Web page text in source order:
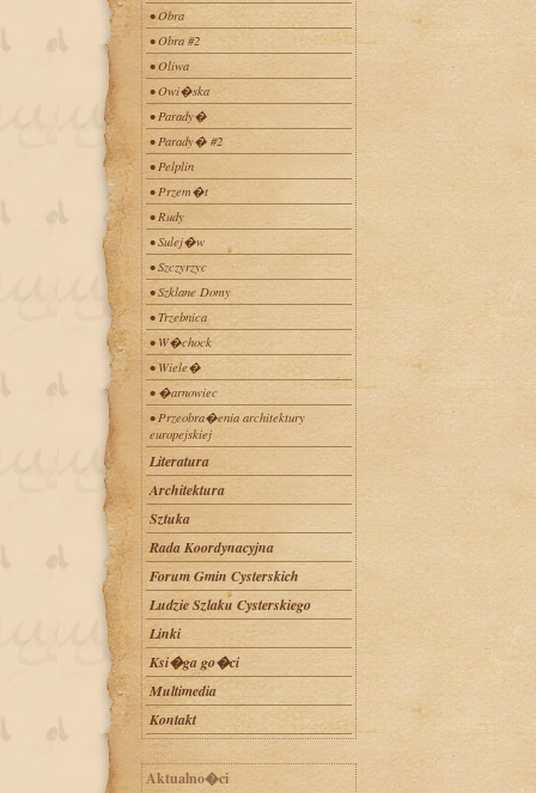
• Obra
• Obra #2
• Oliwa
• Owi�ska
• Parady�
• Parady� #2
• Pelplin
• Przem�t
• Rudy
• Sulej�w
• Szczyrzyc
• Szklane Domy
• Trzebnica
• W�chock
• Wiele�
• �arnowiec
• Przeobra�enia architektury
europejskiej
Literatura
Architektura
Sztuka
Rada Koordynacyjna
Forum Gmin Cysterskich
Ludzie Szlaku Cysterskiego
Linki
Ksi�ga go�ci
Multimedia
Kontakt
Aktualno�ci